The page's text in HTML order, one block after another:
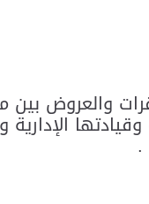
والعروض
الإدارية